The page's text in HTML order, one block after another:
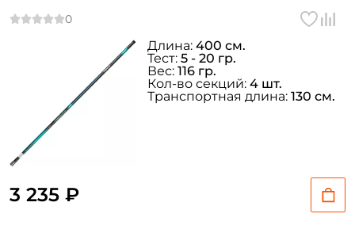
3 235 ₽
Длина: 400 см.
Тест: 5 - 20 гр.
Вес: 116 гр.
Кол-во секций: 4 шт.
Транспортная длина: 130 см.